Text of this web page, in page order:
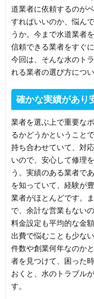
道業者に依頼するのが
すればいいのか、悩ん
うか。今まで水道業者
信頼できる業者をすぐ
今回は、そんな水のト
れる業者の選び方につ
確かな実績があり
業者を選ぶ上で重要な
るかどうかということ
持ち合わせていて、対
いので、安心して修理
う。実績のある業者で
を知っていて、経験が
業者がほとんどです。
で、余計な営業もない
料金設定も平均的な金
出費で悩むことも少な
件数や創業何年なのか
者を見つけて、困った
おくと、水のトラブル
す。